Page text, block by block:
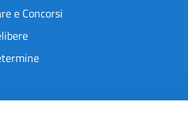
e Concorsi